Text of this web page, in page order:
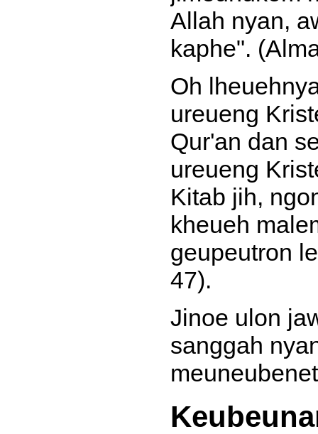
Allah nyan,
kaphe".
Oh
ureueng
Qur'an dan
ureueng
Kitab jih,
kheueh
geupeutron
47).
Jinoe ulon
sanggah